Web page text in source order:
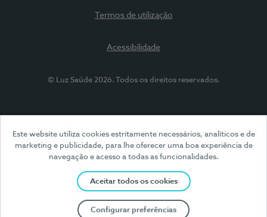
Este website utiliza cookies estritamente necessários, analíticos e de
marketing e publicidade, para lhe oferecer uma boa experiência de
navegação e acesso a todas as funcionalidades.
Aceitar todos os cookies
Configurar preferências
Termos de utilização
Acessibilidade
© Luz Saúde 2026. Todos os direitos reservados.